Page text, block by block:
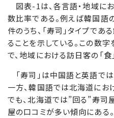
図表-1は、各言語・地域に
数比率である。例えば韓国
件のうち、「寿司」タイプで
ることを示している。この数
で、地域における訪日客の「食
「寿司」は中国語と英語で
一方、韓国語では北海道にお
でも、北海道では”回る”寿司
屋の口コミが多い傾向にあ